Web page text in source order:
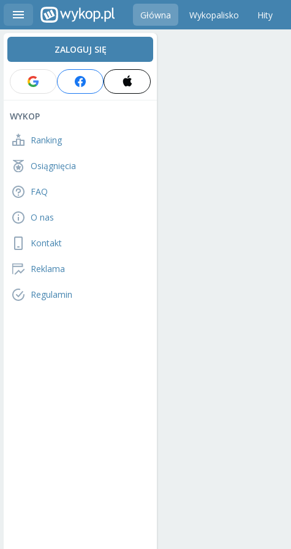
Główna Wykopalisko Hity
ZALOGUJ SIĘ
WYKOP
Ranking
Osiągnięcia
FAQ
O nas
Kontakt
Reklama
Regulamin